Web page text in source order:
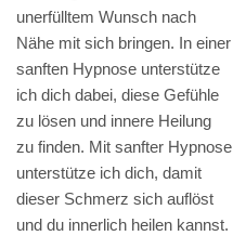
unerfülltem Wunsch nach
Nähe mit sich bringen. In einer
sanften Hypnose unterstütze
ich dich dabei, diese Gefühle
zu lösen und innere Heilung
zu finden. Mit sanfter Hypnose
unterstütze ich dich, damit
dieser Schmerz sich auflöst
und du innerlich heilen kannst.